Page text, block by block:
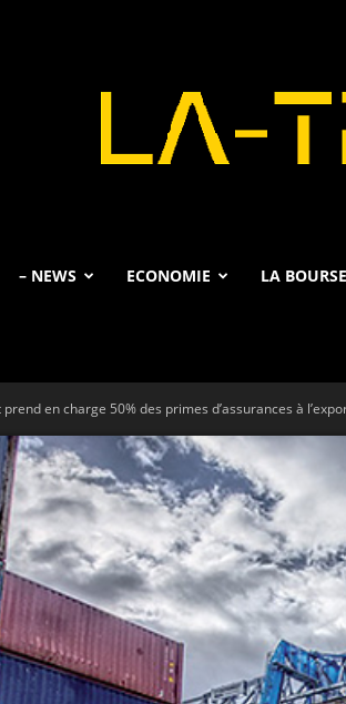
– NEWS ECONOMIE LA BOURSE
prend en charge 50% des primes d’assurances à